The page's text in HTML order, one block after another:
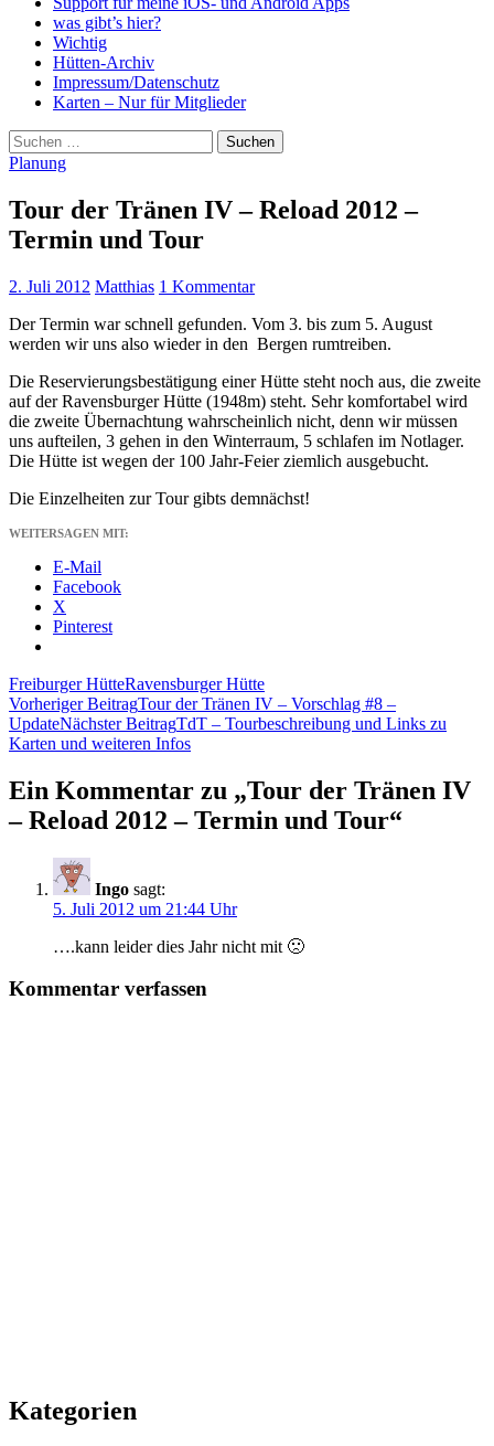
was gibt’s hier?
Wichtig
Hütten-Archiv
Impressum/Datenschutz
Karten – Nur für Mitglieder
Suchen
nach:
Planung
Tour der Tränen IV – Reload 2012 –
Termin und Tour
2. Juli 2012 Matthias 1 Kommentar
Der Termin war schnell gefunden. Vom 3. bis zum 5. August
werden wir uns also wieder in den Bergen rumtreiben.
Die Reservierungsbestätigung einer Hütte steht noch aus, die zweite
auf der Ravensburger Hütte (1948m) steht. Sehr komfortabel wird
die zweite Übernachtung wahrscheinlich nicht, denn wir müssen
uns aufteilen, 3 gehen in den Winterraum, 5 schlafen im Notlager.
Die Hütte ist wegen der 100 Jahr-Feier ziemlich ausgebucht.
Die Einzelheiten zur Tour gibts demnächst!
WEITERSAGEN MIT:
E-Mail
Facebook
X
Pinterest
Freiburger HütteRavensburger Hütte
Beitragsnavigation
Vorheriger BeitragTour der Tränen IV – Vorschlag #8 –
UpdateNächster BeitragTdT – Tourbeschreibung und Links zu
Karten und weiteren Infos
Ein Kommentar zu „Tour der Tränen IV
– Reload 2012 – Termin und Tour“
Ingo sagt:
5. Juli 2012 um 21:44 Uhr
….kann leider dies Jahr nicht mit 🙁
Kommentar verfassen
Kategorien